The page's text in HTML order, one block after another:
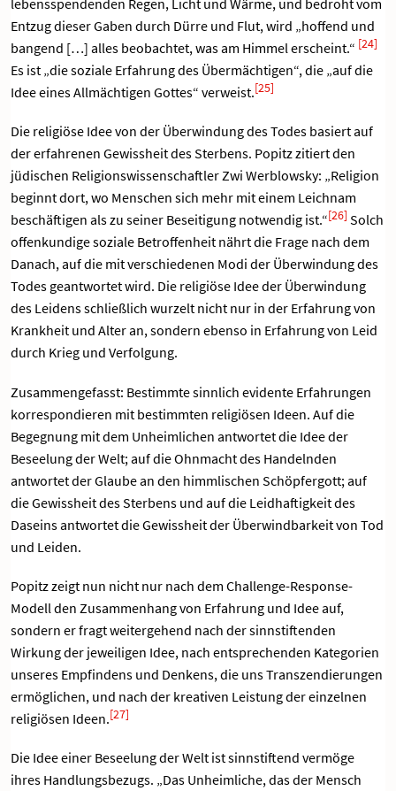
lebensspendenden Regen, Licht und Wärme, und bedroht vom
Entzug dieser Gaben durch Dürre und Flut, wird „hoffend und
bangend […] alles beobachtet, was am Himmel erscheint.“ [24]
Es ist „die soziale Erfahrung des Übermächtigen“, die „auf die
Idee eines Allmächtigen Gottes“ verweist.[25]
Die religiöse Idee von der Überwindung des Todes basiert auf
der erfahrenen Gewissheit des Sterbens. Popitz zitiert den
jüdischen Religionswissenschaftler Zwi Werblowsky: „Religion
beginnt dort, wo Menschen sich mehr mit einem Leichnam
beschäftigen als zu seiner Beseitigung notwendig ist.“[26] Solch
offenkundige soziale Betroffenheit nährt die Frage nach dem
Danach, auf die mit verschiedenen Modi der Überwindung des
Todes geantwortet wird. Die religiöse Idee der Überwindung
des Leidens schließlich wurzelt nicht nur in der Erfahrung von
Krankheit und Alter an, sondern ebenso in Erfahrung von Leid
durch Krieg und Verfolgung.
Zusammengefasst: Bestimmte sinnlich evidente Erfahrungen
korrespondieren mit bestimmten religiösen Ideen. Auf die
Begegnung mit dem Unheimlichen antwortet die Idee der
Beseelung der Welt; auf die Ohnmacht des Handelnden
antwortet der Glaube an den himmlischen Schöpfergott; auf
die Gewissheit des Sterbens und auf die Leidhaftigkeit des
Daseins antwortet die Gewissheit der Überwindbarkeit von Tod
und Leiden.
Popitz zeigt nun nicht nur nach dem Challenge-Response-
Modell den Zusammenhang von Erfahrung und Idee auf,
sondern er fragt weitergehend nach der sinnstiftenden
Wirkung der jeweiligen Idee, nach entsprechenden Kategorien
unseres Empfindens und Denkens, die uns Transzendierungen
ermöglichen, und nach der kreativen Leistung der einzelnen
religiösen Ideen.[27]
Die Idee einer Beseelung der Welt ist sinnstiftend vermöge
ihres Handlungsbezugs. „Das Unheimliche, das der Mensch